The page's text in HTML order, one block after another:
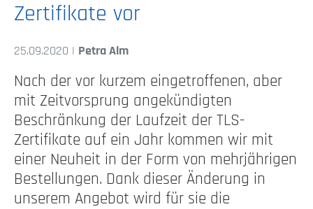
Zertifikate vor
25.09.2020 | Petra Alm
Nach der vor kurzem eingetroffenen, aber
mit Zeitvorsprung angekündigten
Beschränkung der Laufzeit der TLS-
Zertifikate auf ein Jahr kommen wir mit
einer Neuheit in der Form von mehrjährigen
Bestellungen. Dank dieser Änderung in
unserem Angebot wird für sie die